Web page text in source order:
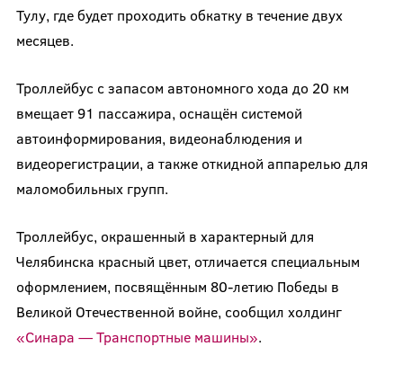
Тулу, где будет проходить обкатку в течение двух
месяцев.
Троллейбус с запасом автономного хода до 20 км
вмещает 91 пассажира, оснащён системой
автоинформирования, видеонаблюдения и
видеорегистрации, а также откидной аппарелью для
маломобильных групп.
Троллейбус, окрашенный в характерный для
Челябинска красный цвет, отличается специальным
оформлением, посвящённым 80-летию Победы в
Великой Отечественной войне, сообщил холдинг
«Синара — Транспортные машины».